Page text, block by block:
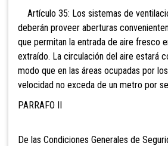
Artículo 35: Los sistemas de
deberán proveer aberturas
que permitan la entrada de aire fresco
extraído. La circulación del aire estará
modo que en las áreas ocupadas por
velocidad no exceda de un metro por
PARRAFO II
De las Condiciones Generales de